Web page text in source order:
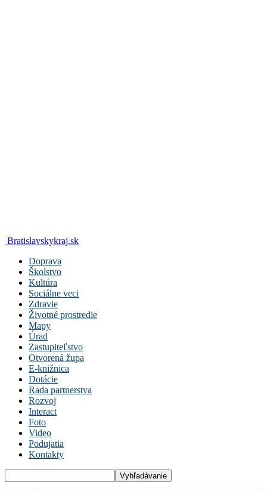
Bratislavskykraj.sk
Doprava
Školstvo
Kultúra
Sociálne veci
Zdravie
Životné prostredie
Mapy
Úrad
Zastupiteľstvo
Otvorená župa
E-knižnica
Dotácie
Rada partnerstva
Rozvoj
Interact
Foto
Video
Podujatia
Kontakty